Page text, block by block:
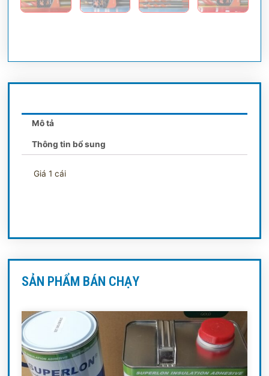
Mô tả
Thông tin bổ sung
Giá 1 cái
SẢN PHẨM BÁN CHẠY